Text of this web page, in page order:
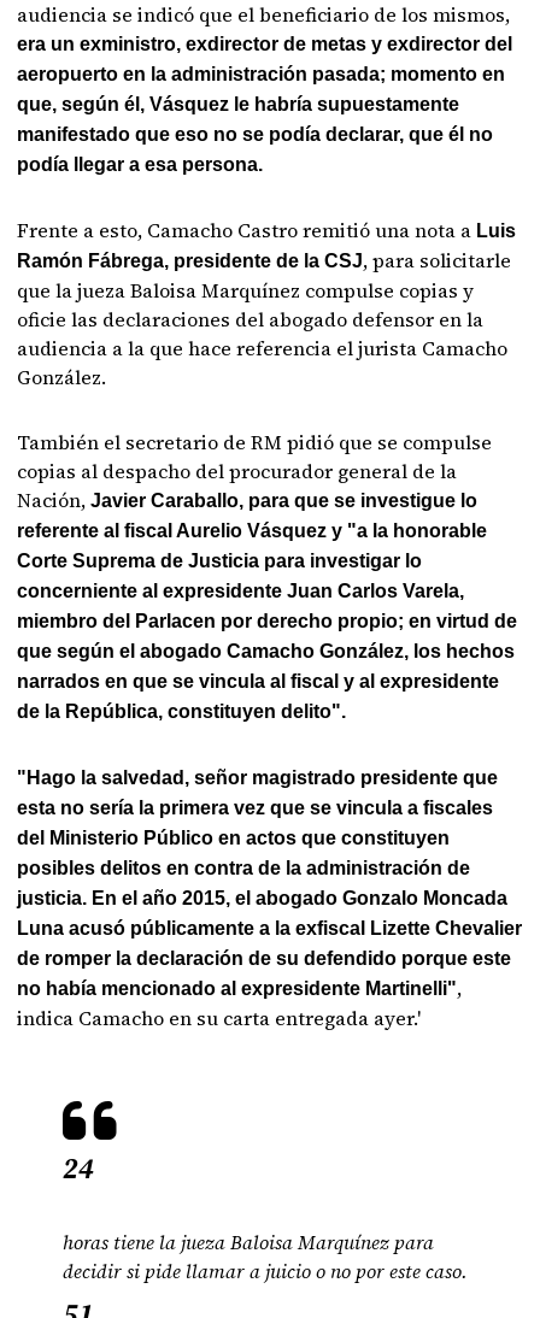
audiencia se indicó que el beneficiario de los mismos,
era un exministro, exdirector de metas y exdirector del
aeropuerto en la administración pasada; momento en
que, según él, Vásquez le habría supuestamente
manifestado que eso no se podía declarar, que él no
podía llegar a esa persona.
Frente a esto, Camacho Castro remitió una nota a Luis
Ramón Fábrega, presidente de la CSJ, para solicitarle
que la jueza Baloisa Marquínez compulse copias y
oficie las declaraciones del abogado defensor en la
audiencia a la que hace referencia el jurista Camacho
González.
También el secretario de RM pidió que se compulse
copias al despacho del procurador general de la
Nación,Javier Caraballo, para que se investigue lo
referente al fiscal Aurelio Vásquez y "a la honorable
Corte Suprema de Justicia para investigar lo
concerniente al expresidente Juan Carlos Varela,
miembro del Parlacen por derecho propio; en virtud de
que según el abogado Camacho González, los hechos
narrados en que se vincula al fiscal y al expresidente
de la República, constituyen delito".
"Hago la salvedad, señor magistrado presidente que
esta no sería la primera vez que se vincula a fiscales
del Ministerio Público en actos que constituyen
posibles delitos en contra de la administración de
justicia. En el año 2015, el abogado Gonzalo Moncada
Luna acusó públicamente a la exfiscal Lizette Chevalier
de romper la declaración de su defendido porque este
no había mencionado al expresidente Martinelli",
indica Camacho en su carta entregada ayer.'
24
horas tiene la jueza Baloisa Marquínez para
decidir si pide llamar a juicio o no por este caso.